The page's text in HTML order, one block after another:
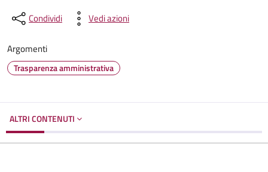
Condividi Vedi azioni
Argomenti
Trasparenza amministrativa
ALTRI CONTENUTI